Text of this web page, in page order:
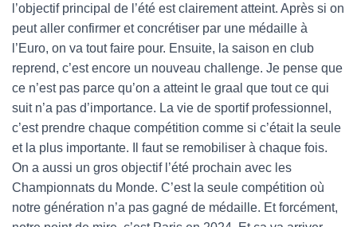
l’objectif principal de l’été est clairement atteint. Après si on
peut aller confirmer et concrétiser par une médaille à
l’Euro, on va tout faire pour. Ensuite, la saison en club
reprend, c’est encore un nouveau challenge. Je pense que
ce n’est pas parce qu’on a atteint le graal que tout ce qui
suit n’a pas d’importance. La vie de sportif professionnel,
c’est prendre chaque compétition comme si c’était la seule
et la plus importante. Il faut se remobiliser à chaque fois.
On a aussi un gros objectif l’été prochain avec les
Championnats du Monde. C’est la seule compétition où
notre génération n’a pas gagné de médaille. Et forcément,